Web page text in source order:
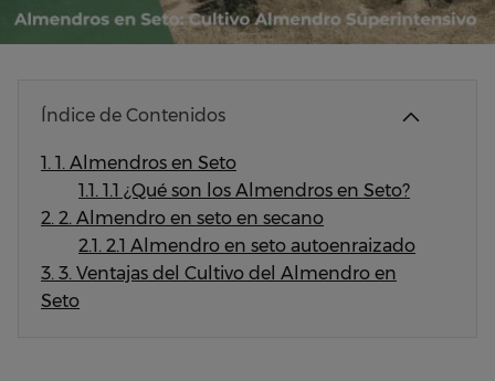
Índice de Contenidos
1. 1. Almendros en Seto
1.1. 1.1 ¿Qué son los Almendros en Seto?
2. 2. Almendro en seto en secano
2.1. 2.1 Almendro en seto autoenraizado
3. 3. Ventajas del Cultivo del Almendro en
Seto